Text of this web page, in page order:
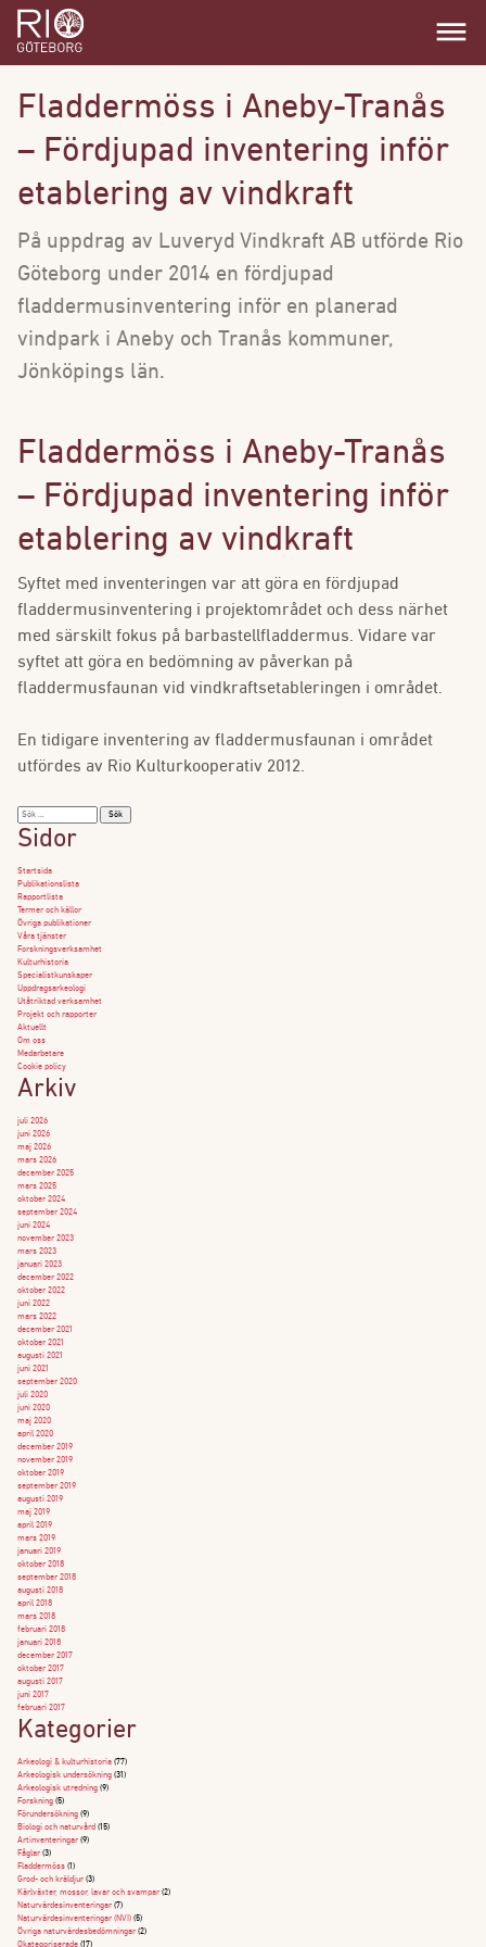
dehaze
Fladdermöss i Aneby-Tranås
– Fördjupad inventering inför
etablering av vindkraft
På uppdrag av Luveryd Vindkraft AB utförde Rio
Göteborg under 2014 en fördjupad
fladdermusinventering inför en planerad
vindpark i Aneby och Tranås kommuner,
Jönköpings län.
Fladdermöss i Aneby-Tranås
– Fördjupad inventering inför
etablering av vindkraft
Syftet med inventeringen var att göra en fördjupad
fladdermusinventering i projektområdet och dess närhet
med särskilt fokus på barbastellfladdermus. Vidare var
syftet att göra en bedömning av påverkan på
fladdermusfaunan vid vindkraftsetableringen i området.
En tidigare inventering av fladdermusfaunan i området
utfördes av Rio Kulturkooperativ 2012.
Sök
efter:
Sidor
Startsida
Publikationslista
Rapportlista
Termer och källor
Övriga publikationer
Våra tjänster
Forskningsverksamhet
Kulturhistoria
Specialistkunskaper
Uppdragsarkeologi
Utåtriktad verksamhet
Projekt och rapporter
Aktuellt
Om oss
Medarbetare
Cookie policy
Arkiv
juli 2026
juni 2026
maj 2026
mars 2026
december 2025
mars 2025
oktober 2024
september 2024
juni 2024
november 2023
mars 2023
januari 2023
december 2022
oktober 2022
juni 2022
mars 2022
december 2021
oktober 2021
augusti 2021
juni 2021
september 2020
juli 2020
juni 2020
maj 2020
april 2020
december 2019
november 2019
oktober 2019
september 2019
augusti 2019
maj 2019
april 2019
mars 2019
januari 2019
oktober 2018
september 2018
augusti 2018
april 2018
mars 2018
februari 2018
januari 2018
december 2017
oktober 2017
augusti 2017
juni 2017
februari 2017
Kategorier
Arkeologi & kulturhistoria (77)
Arkeologisk undersökning (31)
Arkeologisk utredning (9)
Forskning (5)
Förundersökning (9)
Biologi och naturvård (15)
Artinventeringar (9)
Fåglar (3)
Fladdermöss (1)
Grod- och kräldjur (3)
Kärlväxter, mossor, lavar och svampar (2)
Naturvärdesinventeringar (7)
Naturvärdesinventeringar (NVI) (5)
Övriga naturvärdesbedömningar (2)
Okategoriserade (17)